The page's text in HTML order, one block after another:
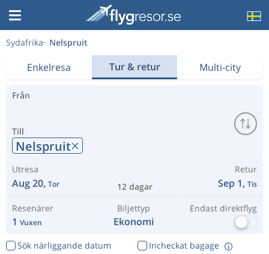
Sydafrika Nelspruit
Enkelresa Tur & retur Multi-city
Från
Till
Nelspruit
Utresa
Aug 20, Tor 12 dagar
Retur
Sep 1, Tis
Resenärer
1 Vuxen
Biljettyp
Ekonomi
Endast direktflyg
Sök närliggande datum
Incheckat bagage